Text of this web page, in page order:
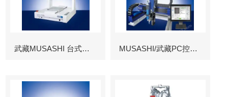
武藏MUSASHI 台式涂布机械臂 MUSASHI/武藏PC控制图像识别机械臂